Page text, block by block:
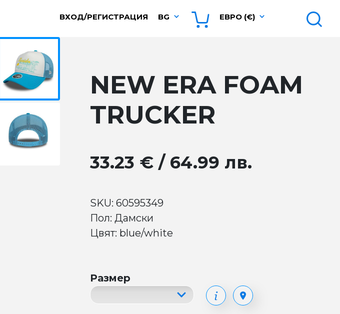
ВХОД/РЕГИСТРАЦИЯ BG ЕВРО (€)
NEW ERA FOAM
TRUCKER
33.23 € / 64.99 лв.
SKU: 60595349
Пол: Дамски
Цвят: blue/white
Размер